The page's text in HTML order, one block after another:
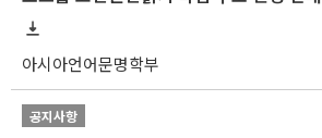
아시아언어문명학부
공지사항